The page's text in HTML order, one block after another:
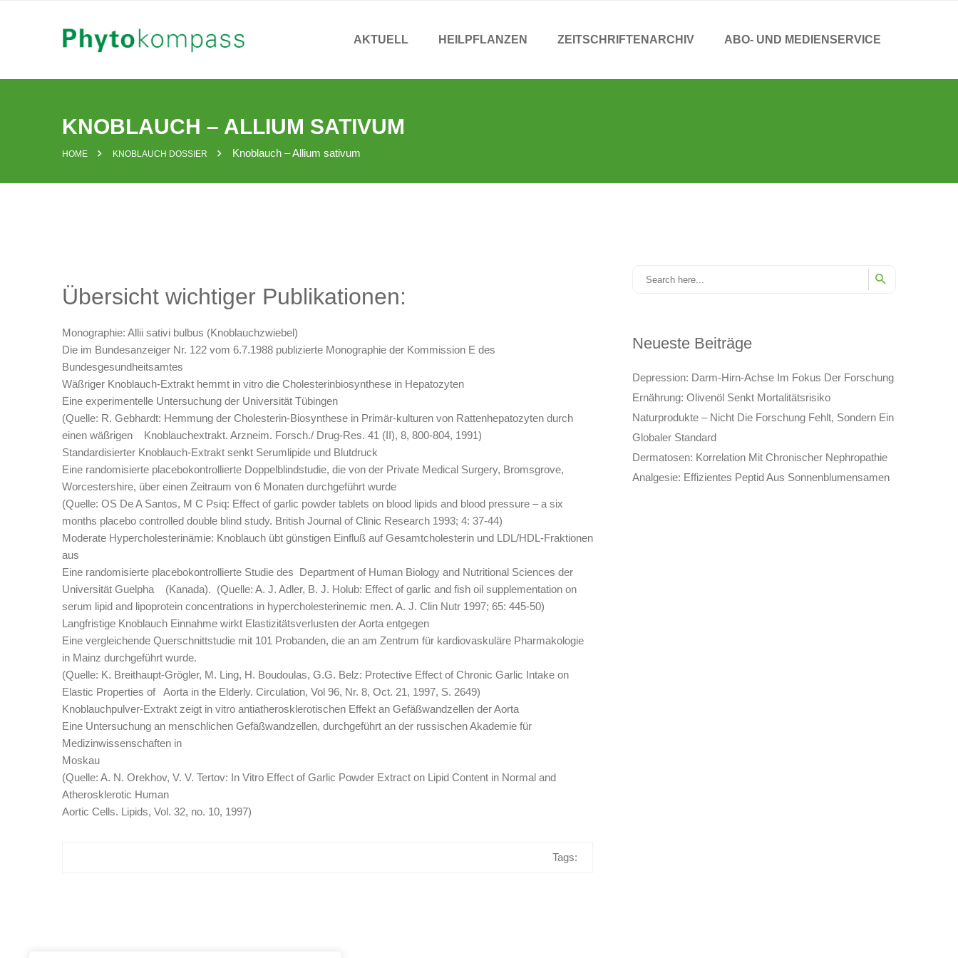
AKTUELL HEILPFLANZEN ZEITSCHRIFTENARCHIV ABO- UND MEDIENSERVICE
KNOBLAUCH – ALLIUM SATIVUM
HOME KNOBLAUCH DOSSIER Knoblauch – Allium sativum
Übersicht wichtiger Publikationen:
Monographie: Allii sativi bulbus (Knoblauchzwiebel)
Die im Bundesanzeiger Nr. 122 vom 6.7.1988 publizierte Monographie der Kommission E des
Bundesgesundheitsamtes
Wäßriger Knoblauch-Extrakt hemmt in vitro die Cholesterinbiosynthese in Hepatozyten
Eine experimentelle Untersuchung der Universität Tübingen
(Quelle: R. Gebhardt: Hemmung der Cholesterin-Biosynthese in Primär-kulturen von Rattenhepatozyten durch
einen wäßrigen Knoblauchextrakt. Arzneim. Forsch./ Drug-Res. 41 (II), 8, 800-804, 1991)
Standardisierter Knoblauch-Extrakt senkt Serumlipide und Blutdruck
Eine randomisierte placebokontrollierte Doppelblindstudie, die von der Private Medical Surgery, Bromsgrove,
Worcestershire, über einen Zeitraum von 6 Monaten durchgeführt wurde
(Quelle: OS De A Santos, M C Psiq: Effect of garlic powder tablets on blood lipids and blood pressure – a six
months placebo controlled double blind study. British Journal of Clinic Research 1993; 4: 37-44)
Moderate Hypercholesterinämie: Knoblauch übt günstigen Einfluß auf Gesamtcholesterin und LDL/HDL-Fraktionen
aus
Eine randomisierte placebokontrollierte Studie des Department of Human Biology and Nutritional Sciences der
Universität Guelpha (Kanada). (Quelle: A. J. Adler, B. J. Holub: Effect of garlic and fish oil supplementation on
serum lipid and lipoprotein concentrations in hypercholesterinemic men. A. J. Clin Nutr 1997; 65: 445-50)
Langfristige Knoblauch Einnahme wirkt Elastizitätsverlusten der Aorta entgegen
Eine vergleichende Querschnittstudie mit 101 Probanden, die an am Zentrum für kardiovaskuläre Pharmakologie
in Mainz durchgeführt wurde.
(Quelle: K. Breithaupt-Grögler, M. Ling, H. Boudoulas, G.G. Belz: Protective Effect of Chronic Garlic Intake on
Elastic Properties of Aorta in the Elderly. Circulation, Vol 96, Nr. 8, Oct. 21, 1997, S. 2649)
Knoblauchpulver-Extrakt zeigt in vitro antiatherosklerotischen Effekt an Gefäßwandzellen der Aorta
Eine Untersuchung an menschlichen Gefäßwandzellen, durchgeführt an der russischen Akademie für
Medizinwissenschaften in
Moskau
(Quelle: A. N. Orekhov, V. V. Tertov: In Vitro Effect of Garlic Powder Extract on Lipid Content in Normal and
Atherosklerotic Human
Aortic Cells. Lipids, Vol. 32, no. 10, 1997)
Tags:
Neueste Beiträge
Depression: Darm-Hirn-Achse Im Fokus Der Forschung
Ernährung: Olivenöl Senkt Mortalitätsrisiko
Naturprodukte – Nicht Die Forschung Fehlt, Sondern Ein
Globaler Standard
Dermatosen: Korrelation Mit Chronischer Nephropathie
Analgesie: Effizientes Peptid Aus Sonnenblumensamen